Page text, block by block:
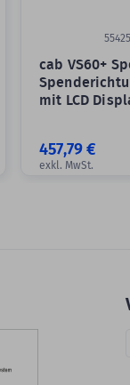
cab VS60+
mit LCD
457,79 €
exkl. MwSt.